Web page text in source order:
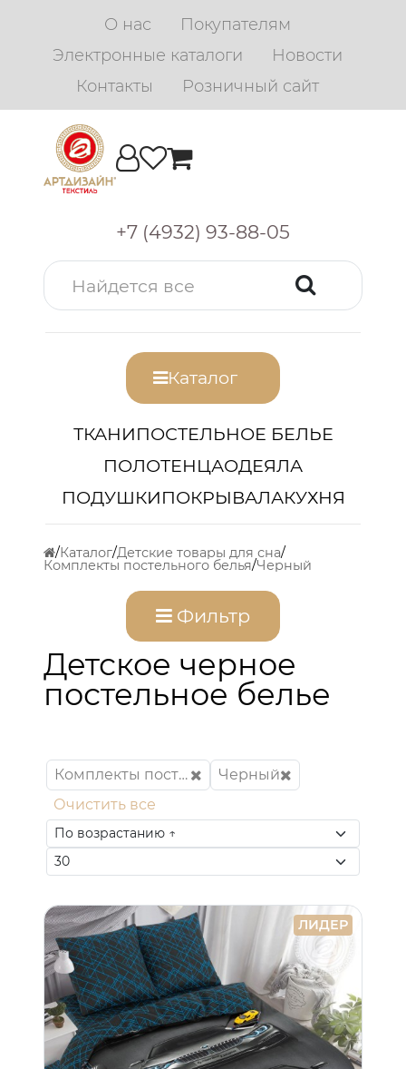
О нас
Покупателям
Электронные каталоги
Новости
Контакты
Розничный сайт
+7 (4932) 93-88-05
Каталог
ТКАНИПОСТЕЛЬНОЕ БЕЛЬЕ
ПОЛОТЕНЦАОДЕЯЛА
ПОДУШКИПОКРЫВАЛАКУХНЯ
Каталог Детские товары для сна
Комплекты постельного белья Черный
Фильтр
Детское черное
постельное белье
Комплекты постельного белья
Черный
Очистить все
ЛИДЕР